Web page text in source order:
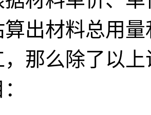
算出材料总用
那么除了以